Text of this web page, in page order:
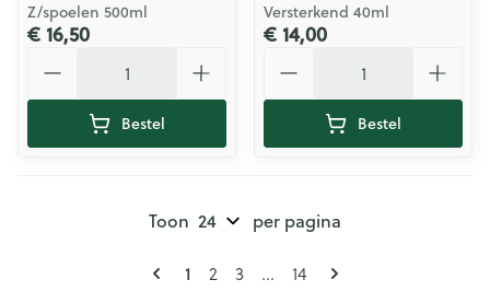
Z/spoelen 500ml
€ 16,50
Bestel
Versterkend 40ml
€ 14,00
Bestel
Pagina's
U lees momenteel pagina
1 Pagina
2 Pagina
3 ... Pagina
14
Toon per pagina